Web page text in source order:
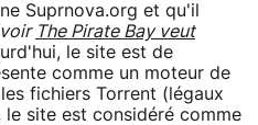
Suprnova.org et qu'il
voir The Pirate Bay veut
le site est de
comme un moteur de
fichiers Torrent (légaux
le site est considéré comme